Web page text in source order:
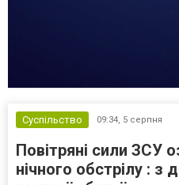
Суспільство 09:34, 5 серпня
Повітряні сили ЗСУ
нічного обстрілу : з